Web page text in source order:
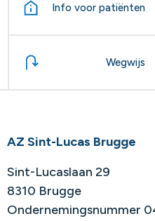
Info voor patiënten
Wegwijs
AZ Sint-Lucas Brugge
Sint-Lucaslaan 29
8310 Brugge
Ondernemingsnummer